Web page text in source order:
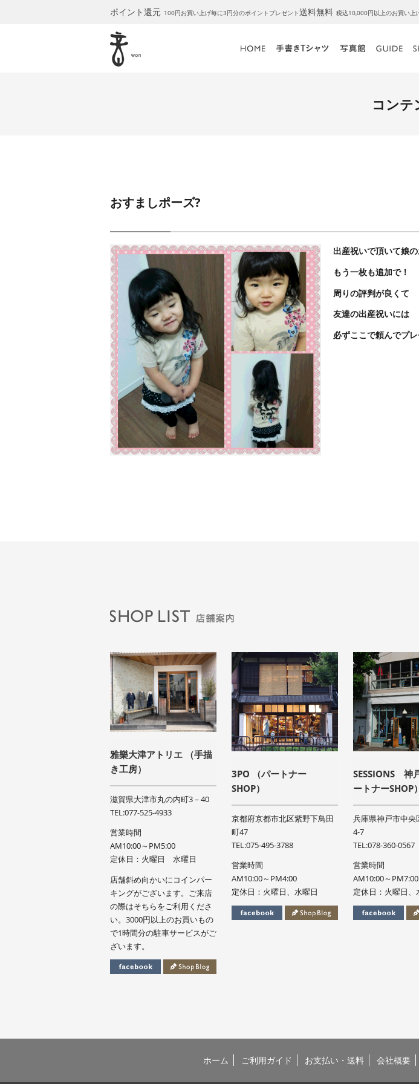
ポイント還元 100円お買い上げ毎に3円分のポイントプレゼント送料無料 税込10,000円以上のお買い上
コンテ
おすましポーズ?
出産祝いで頂いて娘
もう一枚も追加で！
周りの評判が良くて
友達の出産祝いには
必ずここで頼んでプ
雅樂大津アトリエ （手描
き工房）
滋賀県大津市丸の内町3－40
TEL:077-525-4933
営業時間
AM10:00～PM5:00
定休日：火曜日 水曜日
店舗斜め向かいにコインパー
キングがございます。ご来店
の際はそちらをご利用くださ
い。3000円以上のお買いもの
で1時間分の駐車サービスがご
ざいます。
3PO （パートナー
SHOP）
京都府京都市北区紫野下鳥田
町47
TEL:075-495-3788
営業時間
AM10:00～PM4:00
定休日：火曜日、水曜日
SESSIONS 神
ートナーSHOP）
兵庫県神戸市中央
4-7
TEL:078-360-0567
営業時間
AM10:00～PM7:00
定休日：火曜日、
ホーム ご利用ガイド お支払い・送料 会社概要